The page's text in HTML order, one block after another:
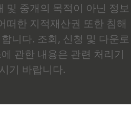
및 중개의 목적이 아닌 정보
떠한 지적재산권 또한 침해
니다. 조회, 신청 및 다운로
관한 내용은 관련 처리기
기 바랍니다.